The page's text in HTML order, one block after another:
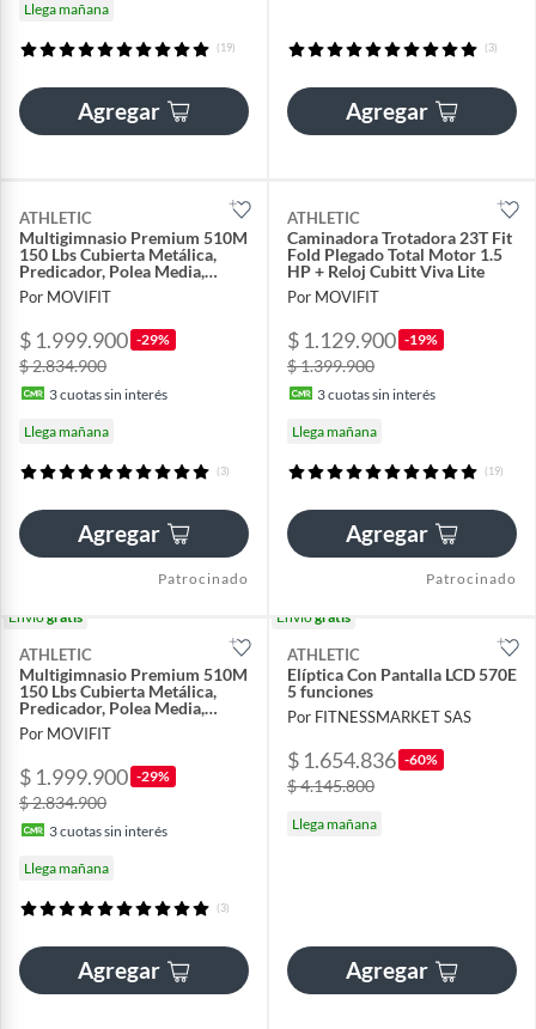
Llega mañana
(19)
Agregar
(3)
Agregar
ATHLETIC
Multigimnasio Premium 510M
150 Lbs Cubierta Metálica,
Predicador, Polea Media,
Accesorios
Por MOVIFIT
$ 1.999.900 -29%
$ 2.834.900
3cuotas sin interés
Llega mañana
(3)
Agregar
Patrocinado
ATHLETIC
Caminadora Trotadora 23T Fit
Fold Plegado Total Motor 1.5
HP + Reloj Cubitt Viva Lite
Por MOVIFIT
$ 1.129.900 -19%
$ 1.399.900
3cuotas sin interés
Llega mañana
(19)
Agregar
Patrocinado
Envíogratis
ATHLETIC
Multigimnasio Premium 510M
150 Lbs Cubierta Metálica,
Predicador, Polea Media,
Accesorios
Por MOVIFIT
$ 1.999.900 -29%
$ 2.834.900
3cuotas sin interés
Llega mañana
(3)
Agregar
Envíogratis
ATHLETIC
Elíptica Con Pantalla LCD 570E
5 funciones
Por FITNESSMARKET SAS
$ 1.654.836 -60%
$ 4.145.800
Llega mañana
Agregar